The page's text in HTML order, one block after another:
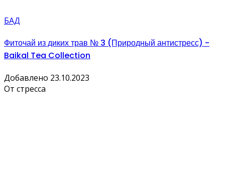
БАД
Фиточай из диких трав № 3 (Природный антистресс) -
Baikal Tea Collection
Добавлено 23.10.2023
От стресса